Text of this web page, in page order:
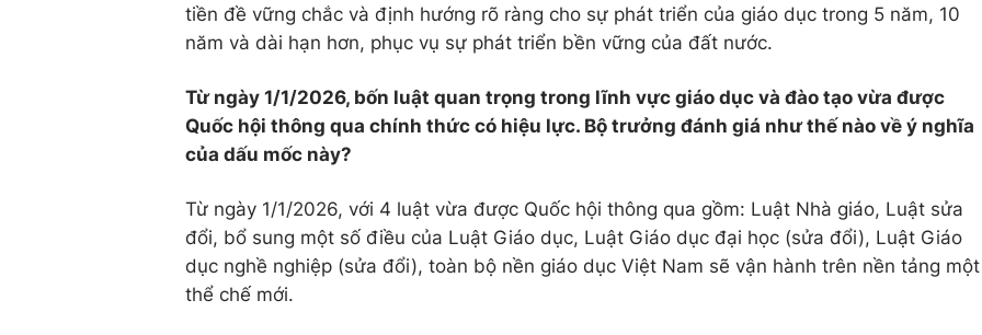
tiền đề vững chắc và định hướng rõ ràng cho sự phát triển của giáo dục trong 5 năm, 10
năm và dài hạn hơn, phục vụ sự phát triển bền vững của đất nước.
Từ ngày 1/1/2026, bốn luật quan trọng trong lĩnh vực giáo dục và đào tạo vừa được
Quốc hội thông qua chính thức có hiệu lực. Bộ trưởng đánh giá như thế nào về ý nghĩa
của dấu mốc này?
Từ ngày 1/1/2026, với 4 luật vừa được Quốc hội thông qua gồm: Luật Nhà giáo, Luật sửa
đổi, bổ sung một số điều của Luật Giáo dục, Luật Giáo dục đại học (sửa đổi), Luật Giáo
dục nghề nghiệp (sửa đổi), toàn bộ nền giáo dục Việt Nam sẽ vận hành trên nền tảng một
thể chế mới.